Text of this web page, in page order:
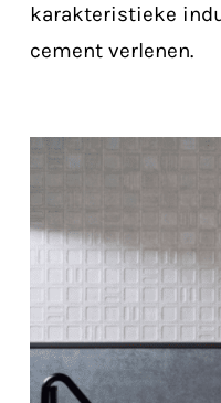
karakteristieke
cement verlenen.